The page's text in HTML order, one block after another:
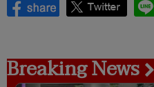
Breaking News